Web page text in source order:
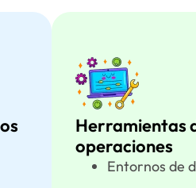
Herramientas
operaciones
Entornos de